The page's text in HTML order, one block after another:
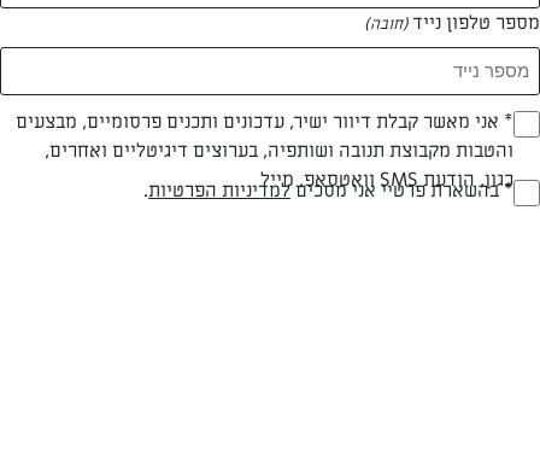
מספר טלפון נייד(חובה)
Opt_In
(חובה)
* אני מאשר קבלת דיוור ישיר, עדכונים ותכנים פרסומיים, מבצעים
והטבות מקבוצת תנובה ושותפיה, בערוצים דיגיטליים ואחרים,
כגון, הודעת SMS וואטסאפ, מייל
RegulationsApproved
* בהשארת פרטיי אני מסכיםלמדיניות הפרטיות.